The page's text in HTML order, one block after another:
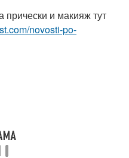
прически и макияж тут
novosti-po-